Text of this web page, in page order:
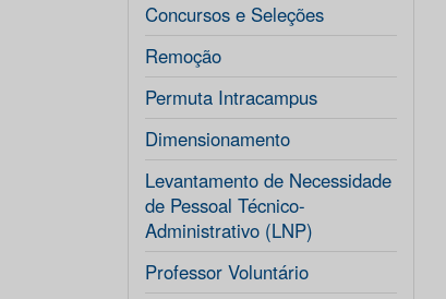
Concursos e Seleções
Remoção
Permuta Intracampus
Dimensionamento
Levantamento de Necessidade
de Pessoal Técnico-
Administrativo (LNP)
Professor Voluntário